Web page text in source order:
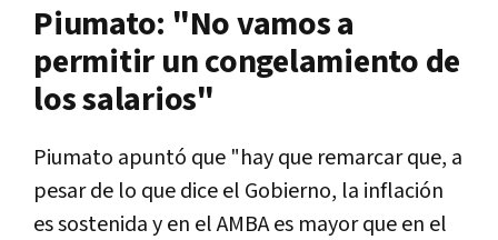
Piumato: "No vamos a
permitir un congelamiento de
los salarios"
Piumato apuntó que "hay que remarcar que, a
pesar de lo que dice el Gobierno, la inflación
es sostenida y en el AMBA es mayor que en el